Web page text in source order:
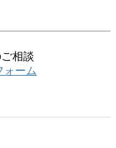
相談
ォーム